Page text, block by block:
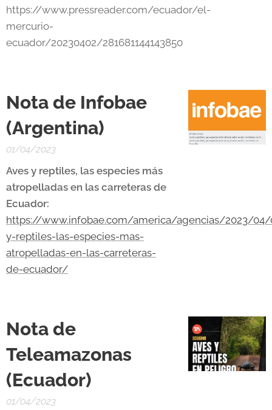
https://www.pressreader.com/ecuador/el-
mercurio-
ecuador/20230402/281681144143850
Nota de Infobae
(Argentina)
01/04/2023
Aves y reptiles, las especies más
atropelladas en las carreteras de
Ecuador:
https://www.infobae.com/america/agencias/2023/04/
y-reptiles-las-especies-mas-
atropelladas-en-las-carreteras-
de-ecuador/
Nota de
Teleamazonas
(Ecuador)
01/04/2023